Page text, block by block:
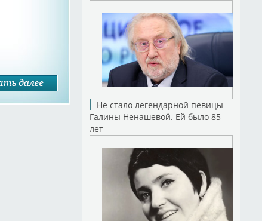
Не стало легендарной певицы
Галины Ненашевой. Ей было 85
лет